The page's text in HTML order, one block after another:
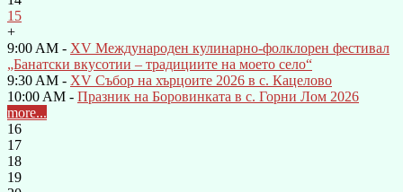
15
+
9:00 AM - XV Международен кулинарно-фолклорен фестивал
„Банатски вкусотии – традициите на моето село“
9:30 AM - XV Събор на хърцоите 2026 в с. Кацелово
10:00 AM - Празник на Боровинката в с. Горни Лом 2026
more...
16
17
18
19